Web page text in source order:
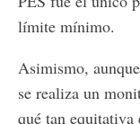
límite mínimo.
Asimismo,
se realiza un
qué tan equitativa